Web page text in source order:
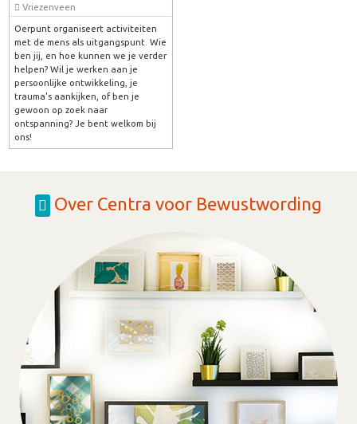
Vriezenveen
Oerpunt organiseert activiteiten
met de mens als uitgangspunt. Wie
ben jij, en hoe kunnen we je verder
helpen? Wil je werken aan je
persoonlijke ontwikkeling, je
trauma's aankijken, of ben je
gewoon op zoek naar
ontspanning? Je bent welkom bij
ons!
Over Centra voor Bewustwording